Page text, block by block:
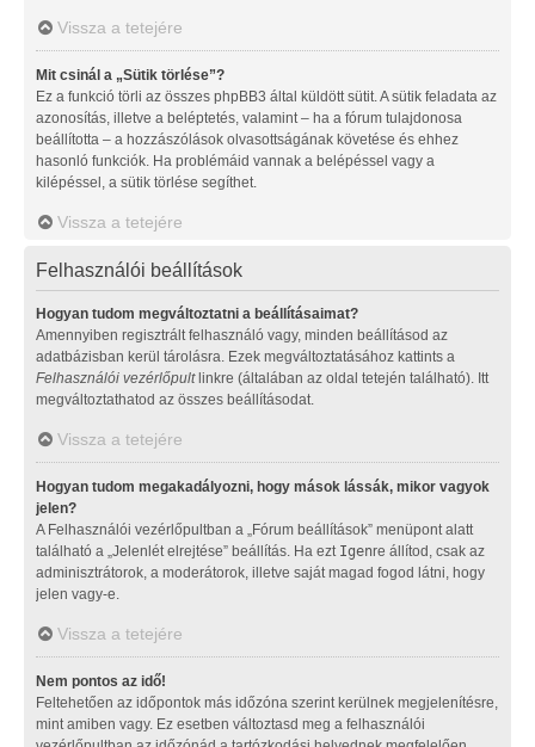
Vissza a tetejére
Mit csinál a „Sütik törlése”?
Ez a funkció törli az összes phpBB3 által küldött sütit. A sütik feladata az
azonosítás, illetve a beléptetés, valamint – ha a fórum tulajdonosa
beállította – a hozzászólások olvasottságának követése és ehhez
hasonló funkciók. Ha problémáid vannak a belépéssel vagy a
kilépéssel, a sütik törlése segíthet.
Vissza a tetejére
Felhasználói beállítások
Hogyan tudom megváltoztatni a beállításaimat?
Amennyiben regisztrált felhasználó vagy, minden beállításod az
adatbázisban kerül tárolásra. Ezek megváltoztatásához kattints a
Felhasználói vezérlőpultlinkre (általában az oldal tetején található). Itt
megváltoztathatod az összes beállításodat.
Vissza a tetejére
Hogyan tudom megakadályozni, hogy mások lássák, mikor vagyok
jelen?
A Felhasználói vezérlőpultban a „Fórum beállítások” menüpont alatt
található a „Jelenlét elrejtése” beállítás. Ha ezt Igenre állítod, csak az
adminisztrátorok, a moderátorok, illetve saját magad fogod látni, hogy
jelen vagy-e.
Vissza a tetejére
Nem pontos az idő!
Feltehetően az időpontok más időzóna szerint kerülnek megjelenítésre,
mint amiben vagy. Ez esetben változtasd meg a felhasználói